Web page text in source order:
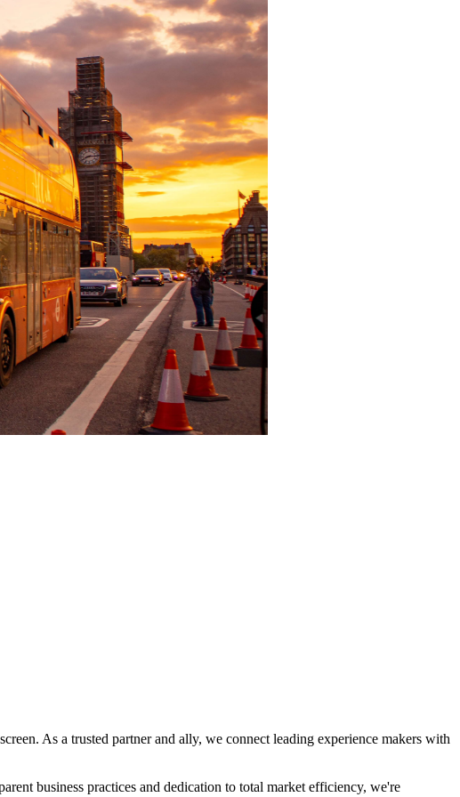
As a trusted partner and ally, we connect leading experience makers with
business practices and dedication to total market efficiency, we're